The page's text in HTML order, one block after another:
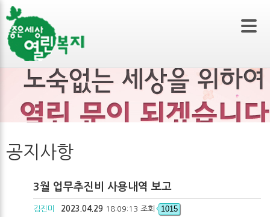
본문 바로가기
공지사항
3월 업무추진비 사용내역 보고
김진미 2023.04.29 18:09:13 조회 1015